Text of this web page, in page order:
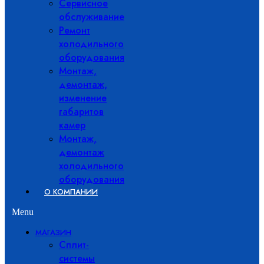
Сервисное
обслуживание
Ремонт
холодильного
оборудования
Монтаж,
демонтаж,
изменение
габаритов
камер
Монтаж,
демонтаж
холодильного
оборудования
О КОМПАНИИ
Menu
МАГАЗИН
Сплит-
системы